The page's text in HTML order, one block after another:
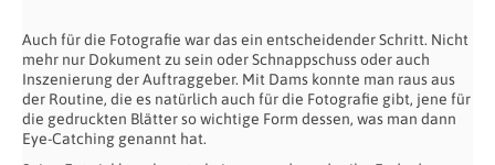
Auch für die Fotografie war das ein entscheidender Schritt. Nicht
mehr nur Dokument zu sein oder Schnappschuss oder auch
Inszenierung der Auftraggeber. Mit Dams konnte man raus aus
der Routine, die es natürlich auch für die Fotografie gibt, jene für
die gedruckten Blätter so wichtige Form dessen, was man dann
Eye-Catching genannt hat.